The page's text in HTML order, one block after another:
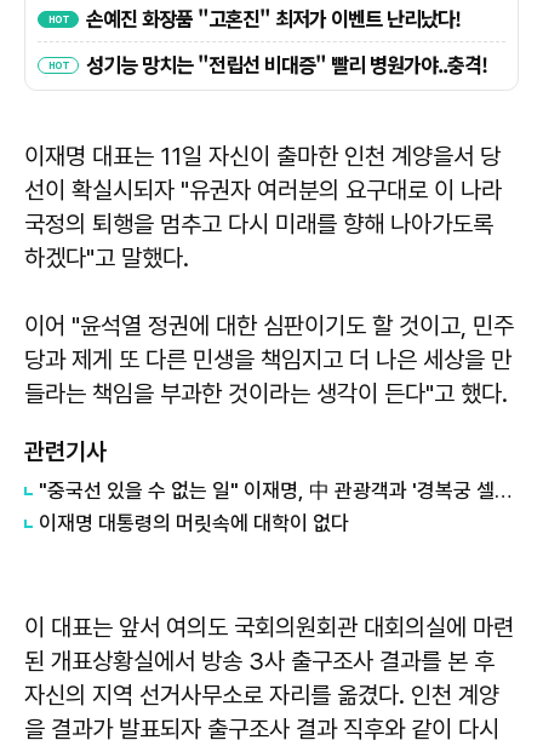
이재명 대표는 11일 자신이 출마한 인천 계양을서 당
선이 확실시되자 "유권자 여러분의 요구대로 이 나라
국정의 퇴행을 멈추고 다시 미래를 향해 나아가도록
하겠다"고 말했다.
이어 "윤석열 정권에 대한 심판이기도 할 것이고, 민주
당과 제게 또 다른 민생을 책임지고 더 나은 세상을 만
들라는 책임을 부과한 것이라는 생각이 든다"고 했다.
관련기사
"중국선 있을 수 없는 일" 이재명, 中 관광객과 '경복궁 셀카' 화제
이재명 대통령의 머릿속에 대학이 없다
이 대표는 앞서 여의도 국회의원회관 대회의실에 마련
된 개표상황실에서 방송 3사 출구조사 결과를 본 후
자신의 지역 선거사무소로 자리를 옮겼다. 인천 계양
을 결과가 발표되자 출구조사 결과 직후와 같이 다시